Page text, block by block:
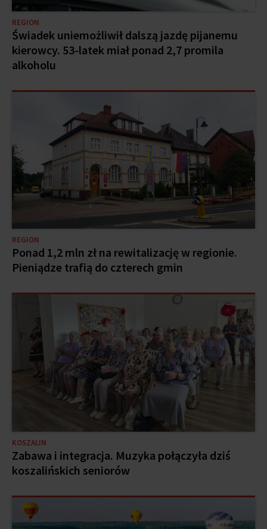
REGION
Świadek uniemożliwił dalszą jazdę pijanemu
kierowcy. 53-latek miał ponad 2,7 promila
alkoholu
REGION
Ponad 1,2 mln zł na rewitalizację w regionie.
Pieniądze trafią do czterech gmin
KOSZALIN
Zabawa i integracja. Muzyka połączyła dziś
koszalińskich seniorów